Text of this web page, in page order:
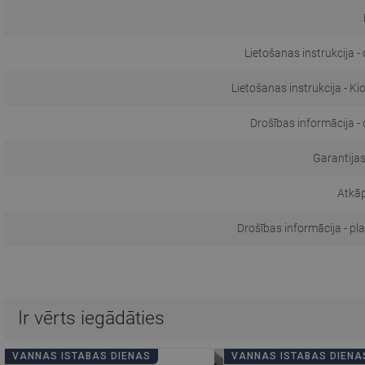
Lietošanas instrukcija -
Lietošanas instrukcija -
Drošības informācija -
Drošības informācija -
Ir vērts iegādāties
VANNAS ISTABAS DIENAS VANNAS ISTABAS